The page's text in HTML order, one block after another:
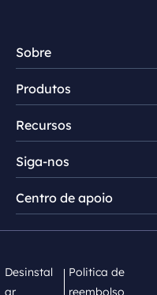
Sobre
Conheça EaseUS
Comentários e prêmios
Contrato de licença
Produtos
RecExperts para Windows
RecExperts para Mac
Screen Recorder Online
Recursos
Dicas de gravação de tela
Mac App Store
Siga-nos
  
Centro de apoio
Desinstal
ar
Politica de
reembolso